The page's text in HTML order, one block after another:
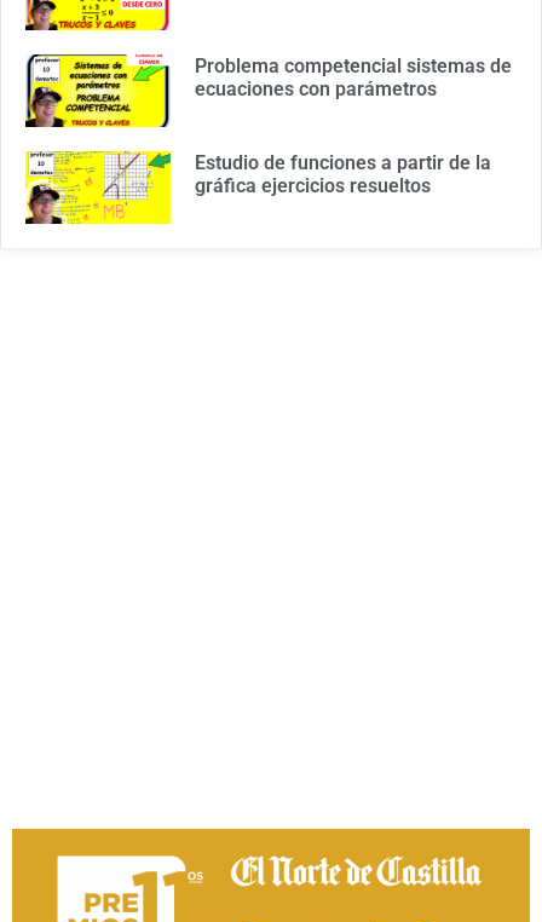
Problema competencial sistemas de
ecuaciones con parámetros
Estudio de funciones a partir de la
gráfica ejercicios resueltos